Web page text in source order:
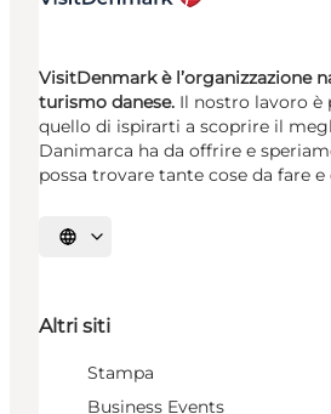
VisitDenmark è l’organizzazione
turismo danese. Il nostro lavoro è
quello di ispirarti a scoprire il
Danimarca ha da offrire e
possa trovare tante cose da fare e
Seleziona la lingua
Altri siti
Stampa
Business Events